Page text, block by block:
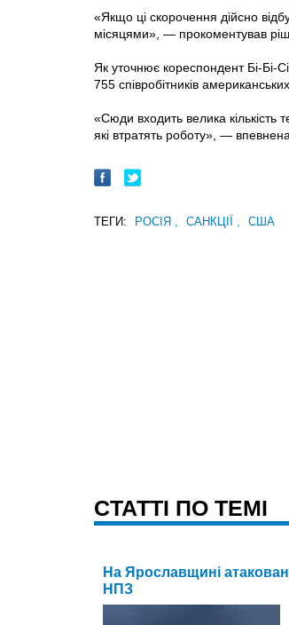
«Якщо ці скорочення дійсно
місяцями», — прокоментував
Як уточнює кореспондент Бі-
755 співробітників
«Сюди входить велика кількість
які втратять роботу», —
ТЕГИ: РОСІЯ САНКЦІЇ США
CТАТТІ ПО ТЕМІ
На Ярославщині
НПЗ